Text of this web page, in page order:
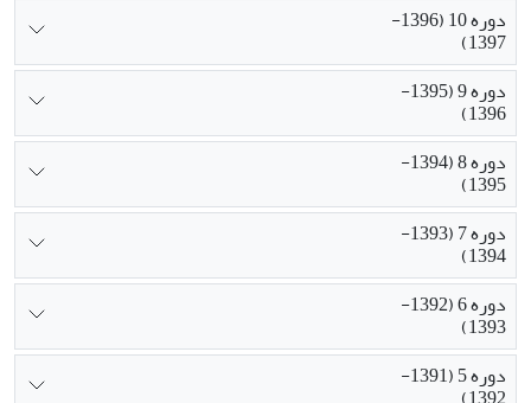
دوره 10 (1396-
1397)
دوره 9 (1395-
1396)
دوره 8 (1394-
1395)
دوره 7 (1393-
1394)
دوره 6 (1392-
1393)
دوره 5 (1391-